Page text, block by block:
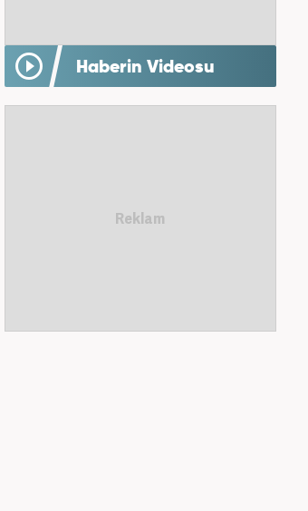
Haberin Videosu